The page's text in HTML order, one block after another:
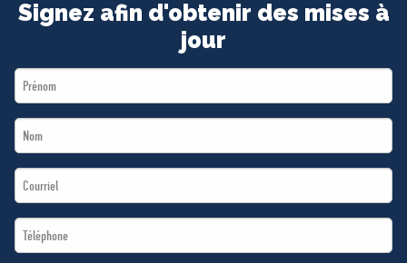
Signez afin d'obtenir des mises à
jour
First
Name
Last
Name
Email
*
Téléphone
*